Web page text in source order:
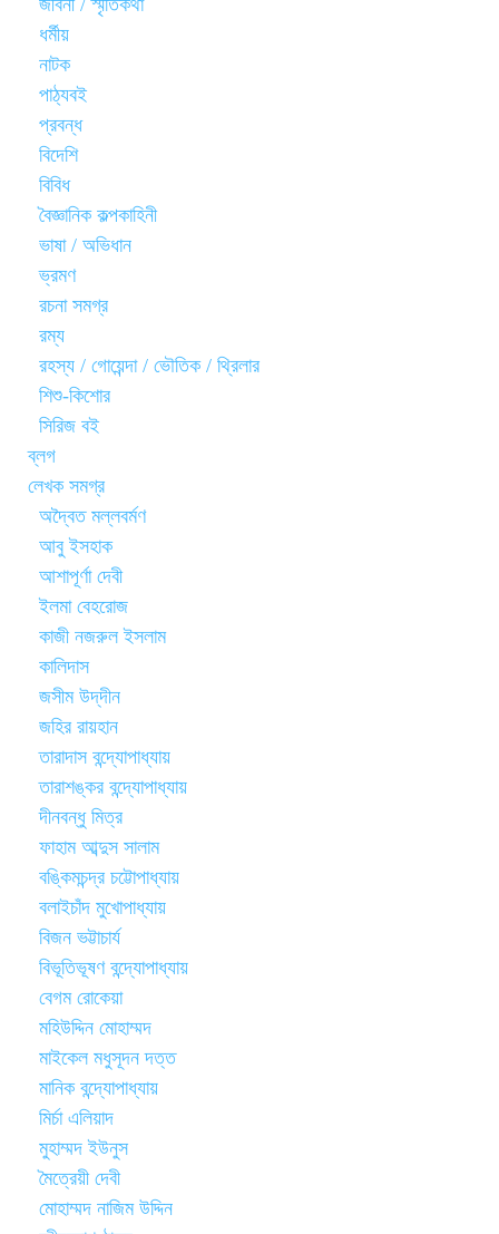
জীবনী / স্মৃতিকথা
ধর্মীয়
নাটক
পাঠ্যবই
প্রবন্ধ
বিদেশি
বিবিধ
বৈজ্ঞানিক কল্পকাহিনী
ভাষা / অভিধান
ভ্রমণ
রচনা সমগ্র
রম্য
রহস্য / গোয়েন্দা / ভৌতিক / থ্রিলার
শিশু-কিশোর
সিরিজ বই
ব্লগ
লেখক সমগ্র
অদ্বৈত মল্লবর্মণ
আবু ইসহাক
আশাপূর্ণা দেবী
ইলমা বেহরোজ
কাজী নজরুল ইসলাম
কালিদাস
জসীম উদ্‌দীন
জহির রায়হান
তারাদাস বন্দ্যোপাধ্যায়
তারাশঙ্কর বন্দ্যোপাধ্যায়
দীনবন্ধু মিত্র
ফাহাম আব্দুস সালাম
বঙ্কিমচন্দ্র চট্টোপাধ্যায়
বলাইচাঁদ মুখোপাধ্যায়
বিজন ভট্টাচার্য
বিভূতিভূষণ বন্দ্যোপাধ্যায়
বেগম রোকেয়া
মহিউদ্দিন মোহাম্মদ
মাইকেল মধুসূদন দত্ত
মানিক বন্দ্যোপাধ্যায়
মির্চা এলিয়াদ
মুহাম্মদ ইউনুস
মৈত্রেয়ী দেবী
মোহাম্মদ নাজিম উদ্দিন